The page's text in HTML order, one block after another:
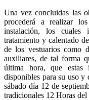
Una vez concluidas las
procederá a realizar
instalación, los
tratamiento y calentado
de los vestuarios como
auxiliares, de tal forma
última hora, que estas
disponibles para su uso
sábado día 12 de
tradicionales 12 Horas